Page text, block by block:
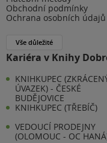
Obchodní podmínky
Ochrana osobních údajů
Vše důležité
Kariéra v Knihy
KNIHKUPEC
ÚVAZEK) - ČESKÉ
BUDĚJOVICE
KNIHKUPEC (TŘEBÍČ)
VEDOUCÍ PRODEJNY
(OLOMOUC - OC